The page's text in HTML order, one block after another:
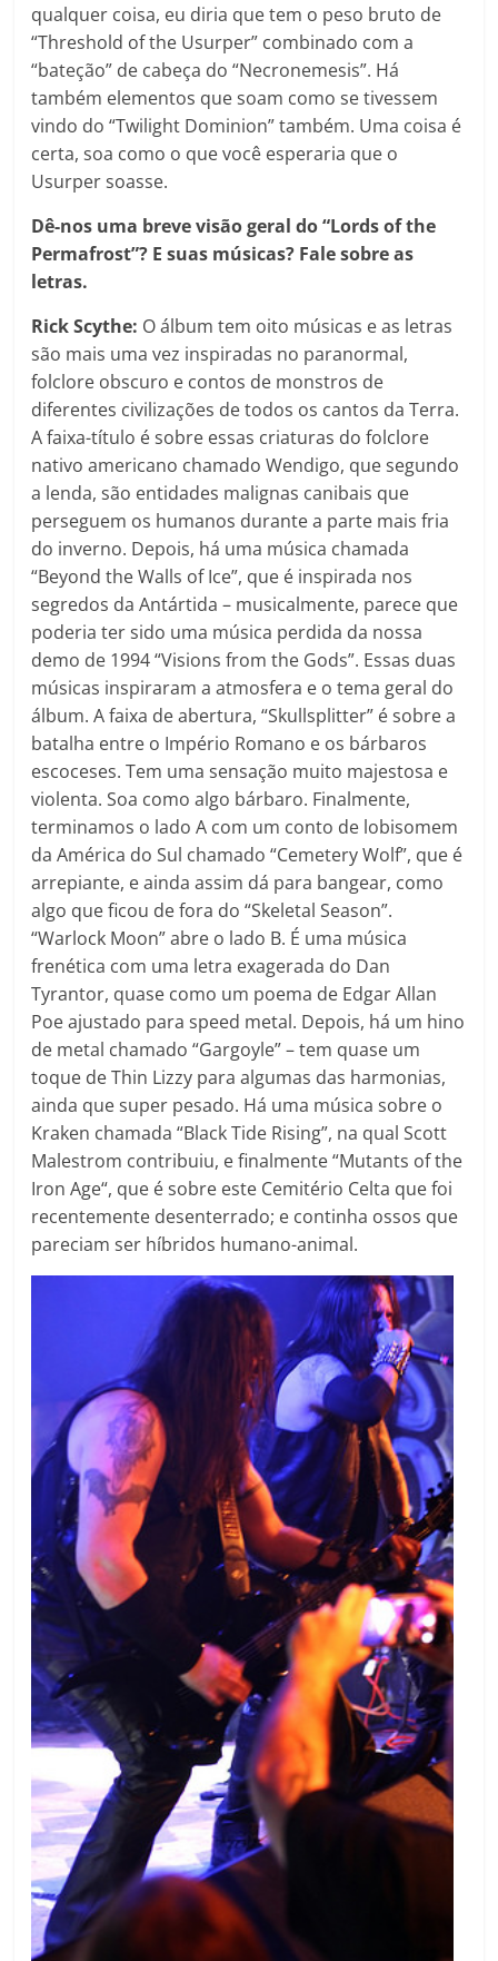
qualquer coisa, eu diria que tem o peso bruto de
“Threshold of the Usurper” combinado com a
“bateção” de cabeça do “Necronemesis”. Há
também elementos que soam como se tivessem
vindo do “Twilight Dominion” também. Uma coisa é
certa, soa como o que você esperaria que o
Usurper soasse.
Dê-nos uma breve visão geral do “Lords of the
Permafrost”? E suas músicas? Fale sobre as
letras.
Rick Scythe: O álbum tem oito músicas e as letras
são mais uma vez inspiradas no paranormal,
folclore obscuro e contos de monstros de
diferentes civilizações de todos os cantos da Terra.
A faixa-título é sobre essas criaturas do folclore
nativo americano chamado Wendigo, que segundo
a lenda, são entidades malignas canibais que
perseguem os humanos durante a parte mais fria
do inverno. Depois, há uma música chamada
“Beyond the Walls of Ice”, que é inspirada nos
segredos da Antártida – musicalmente, parece que
poderia ter sido uma música perdida da nossa
demo de 1994 “Visions from the Gods”. Essas duas
músicas inspiraram a atmosfera e o tema geral do
álbum. A faixa de abertura, “Skullsplitter” é sobre a
batalha entre o Império Romano e os bárbaros
escoceses. Tem uma sensação muito majestosa e
violenta. Soa como algo bárbaro. Finalmente,
terminamos o lado A com um conto de lobisomem
da América do Sul chamado “Cemetery Wolf”, que é
arrepiante, e ainda assim dá para bangear, como
algo que ficou de fora do “Skeletal Season”.
“Warlock Moon” abre o lado B. É uma música
frenética com uma letra exagerada do Dan
Tyrantor, quase como um poema de Edgar Allan
Poe ajustado para speed metal. Depois, há um hino
de metal chamado “Gargoyle” – tem quase um
toque de Thin Lizzy para algumas das harmonias,
ainda que super pesado. Há uma música sobre o
Kraken chamada “Black Tide Rising”, na qual Scott
Malestrom contribuiu, e finalmente “Mutants of the
Iron Age“, que é sobre este Cemitério Celta que foi
recentemente desenterrado; e continha ossos que
pareciam ser híbridos humano-animal.